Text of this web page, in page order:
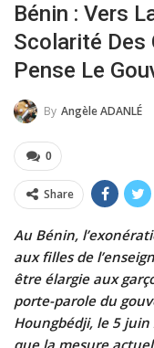
Bénin : Vers
Scolarité Des
Pense Le
By Angèle ADANLÉ
0
Share
Au Bénin,
aux filles de
être élargie aux
porte-parole du
Houngbédji, le 5